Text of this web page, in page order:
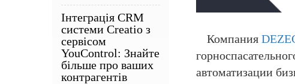
Інтеграція CRM
системи Creatio з
сервісом
YouControl: Знайте
більше про ваших
контрагентів
Компания
автоматизации